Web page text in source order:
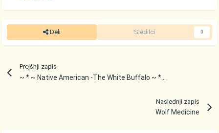
Deli Sledilci 0
Prejšnji zapis
~ * ~ Native American -The White Buffalo ~ * ~
Naslednji zapis
Wolf Medicine